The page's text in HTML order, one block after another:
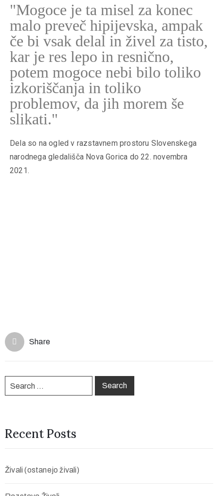
"Mogoce je ta misel za konec
malo preveč hipijevska, ampak
če bi vsak delal in živel za tisto,
kar je res lepo in resnično,
potem mogoce nebi bilo toliko
izkoriščanja in toliko
problemov, da jih morem še
slikati."
Dela so na ogled v razstavnem prostoru Slovenskega
narodnega gledališča Nova Gorica do 22. novembra
2021.
Share
Recent Posts
Živali (ostanejo živali)